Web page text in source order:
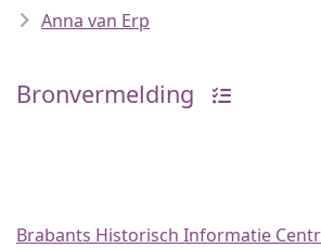
Anna van Erp
Bronvermelding
Brabants Historisch Informatie